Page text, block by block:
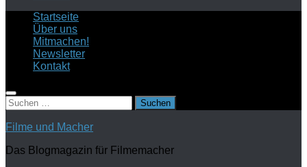
Startseite
Über uns
Mitmachen!
Newsletter
Kontakt
Suchen
nach:
Filme und Macher
Das Blogmagazin für Filmemacher